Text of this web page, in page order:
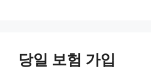
당일 보험 가입